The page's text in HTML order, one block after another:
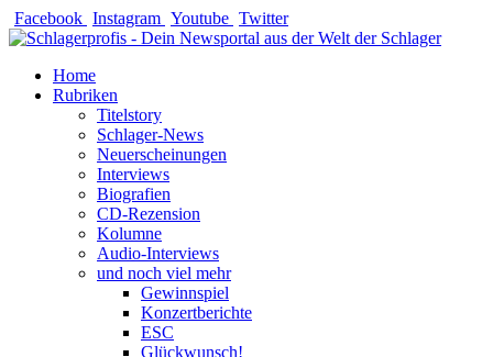
Zum
Inhalt
Facebook Instagram Youtube Twitter
Home
Rubriken
Titelstory
Schlager-News
Neuerscheinungen
Interviews
Biografien
CD-Rezension
Kolumne
Audio-Interviews
und noch viel mehr
Gewinnspiel
Konzertberichte
ESC
Glückwunsch!